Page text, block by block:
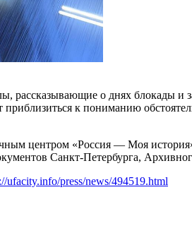
рассказывающие о днях блокады
к пониманию
центром «Россия — Моя
Санкт-Петербурга,
ufacity.info/press/news/494519.html